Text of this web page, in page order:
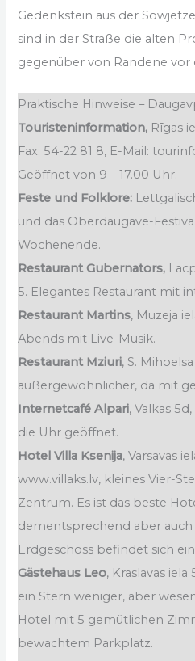
Gedenkstein aus der
sind in der Straße die alten
gegenüber von Randene
Praktische Hinweise –
Touristeninformation, Rīgas
Fax: 54-22 81 8, E-Mail:
Geöffnet von 9 – 17.00 Uhr.
Feste und Folklore:
und das Oberdaugave-
Wochenende.
Restaurant Gubernators,
5. Elegantes Restaurant mit
Restaurant Martins, Muzeja
Abends mit Live-Musik.
Restaurant Mziuri, S.
außergewöhnlicher, da mit
Internetcafé Alpari, Valkas
die Uhr geöffnet.
Hotel Villa Ksenija, Varsavas
www.villaks.lv, kleines Vier-
Zentrum. Es ist das beste
dementsprechend aber auch
Erdgeschoss befindet sich
Gästehaus Leo, Kraslavas
ein Stern weniger, aber
Hotel mit 5 gemütlichen
bewachtem Parkplatz.